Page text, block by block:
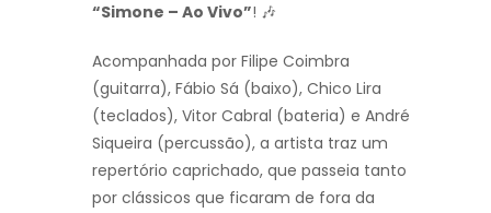
“Simone – Ao Vivo”! 🎶
Acompanhada por Filipe Coimbra
(guitarra), Fábio Sá (baixo), Chico Lira
(teclados), Vitor Cabral (bateria) e André
Siqueira (percussão), a artista traz um
repertório caprichado, que passeia tanto
por clássicos que ficaram de fora da